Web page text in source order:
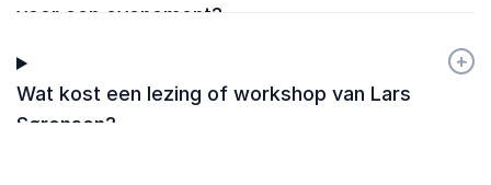
voor een evenement?
Wat kost een lezing of workshop van Lars
Sørensen?
+
-